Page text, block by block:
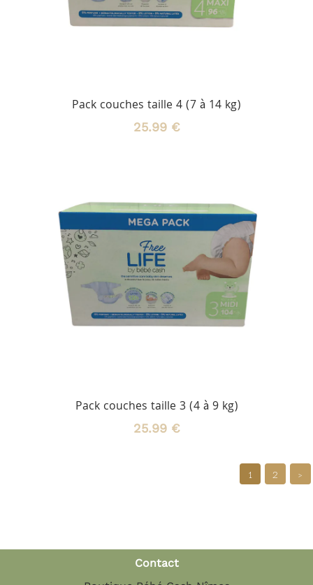
Pack couches taille 4 (7 à 14 kg)
25.99 €
Pack couches taille 3 (4 à 9 kg)
25.99 €
1 2 >
Contact